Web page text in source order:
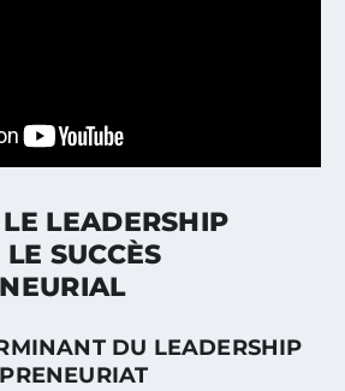
LEADERSHIP
SUCCÈS
DU LEADERSHIP